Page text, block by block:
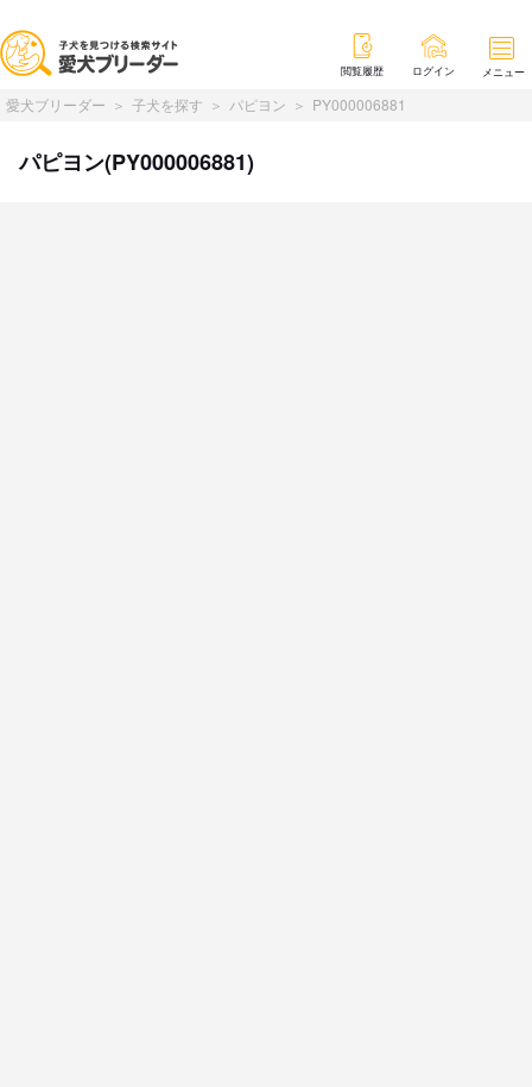
閲覧履歴 ログイン メニュー
愛犬ブリーダー 子犬を探す パピヨン PY000006881
パピヨン(PY000006881)